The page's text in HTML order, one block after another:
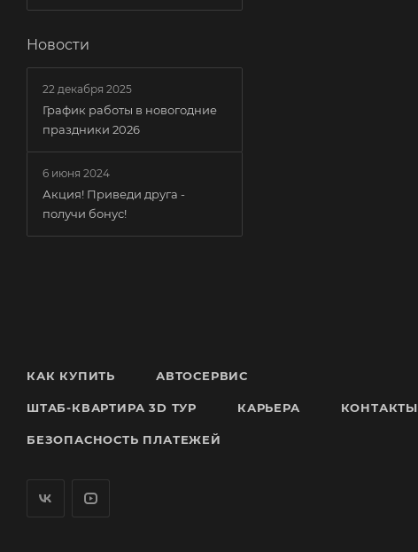
Новости
22 декабря 2025
График работы в новогодние
праздники 2026
6 июня 2024
Акция! Приведи друга -
получи бонус!
КАК КУПИТЬ АВТОСЕРВИС
ШТАБ-КВАРТИРА 3D ТУР КАРЬЕРА КОНТАКТЫ
БЕЗОПАСНОСТЬ ПЛАТЕЖЕЙ